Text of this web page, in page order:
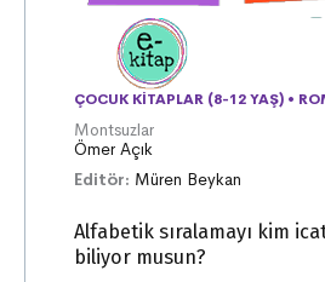
ÇOCUK KITAPLAR (8-12 YAŞ) •
Montsuzlar
Ömer Açık
Editör: Müren Beykan
Alfabetik sıralamayı kim
biliyor musun?